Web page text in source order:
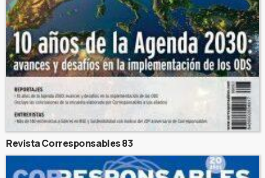
Revista Corresponsables 83